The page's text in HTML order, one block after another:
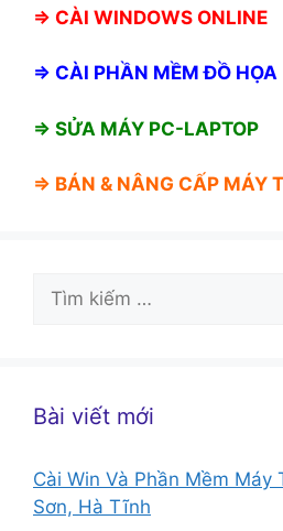
⇒ CÀI WINDOWS ONLINE
⇒ CÀI PHẦN MỀM ĐỒ HỌA
⇒ SỬA MÁY PC-LAPTOP
⇒ BÁN & NÂNG CẤP MÁY
Tìm
Bài viết mới
Cài Win Và Phần Mềm Máy
Sơn, Hà Tĩnh